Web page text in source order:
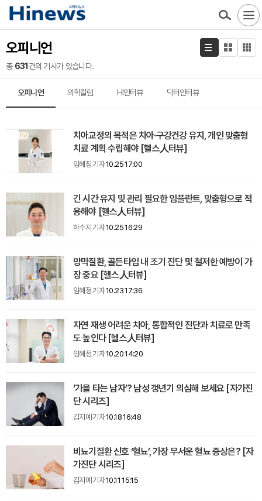
오피니언
총 631 건의 기사가 있습니다.
오피니언 의학칼럼 HI인터뷰 닥터인터뷰
치아교정의 목적은 치아·구강건강 유지, 개인 맞춤형
치료 계획 수립해야 [헬스人터뷰]
임혜정 기자10.25 17:00
긴 시간 유지 및 관리 필요한 임플란트, 맞춤형으로 적
용해야 [헬스人터뷰]
하수지 기자10.25 16:29
망막질환, 골든타임 내 조기 진단 및 철저한 예방이 가
장 중요 [헬스人터뷰]
임혜정 기자10.23 17:36
자연 재생 어려운 치아, 통합적인 진단과 치료로 만족
도 높인다 [헬스人터뷰]
임혜정 기자10.20 14:20
‘가을 타는 남자’? 남성 갱년기 의심해 보세요 [자가진
단 시리즈]
김지예 기자10.18 16:48
비뇨기질환 신호 ‘혈뇨’, 가장 무서운 혈뇨 증상은? [자
가진단 시리즈]
김지예 기자10.11 15:15